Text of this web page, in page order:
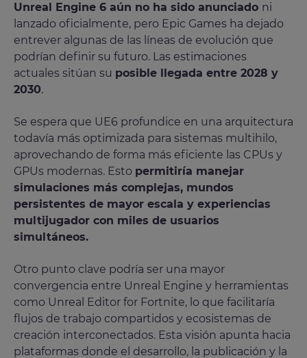
Unreal Engine 6 aún no ha sido anunciado ni
lanzado oficialmente, pero Epic Games ha dejado
entrever algunas de las líneas de evolución que
podrían definir su futuro. Las estimaciones
actuales sitúan su posible llegada entre 2028 y
2030.
Se espera que UE6 profundice en una arquitectura
todavía más optimizada para sistemas multihilo,
aprovechando de forma más eficiente las CPUs y
GPUs modernas. Esto permitiría manejar
simulaciones más complejas, mundos
persistentes de mayor escala y experiencias
multijugador con miles de usuarios
simultáneos.
Otro punto clave podría ser una mayor
convergencia entre Unreal Engine y herramientas
como Unreal Editor for Fortnite, lo que facilitaría
flujos de trabajo compartidos y ecosistemas de
creación interconectados. Esta visión apunta hacia
plataformas donde el desarrollo, la publicación y la